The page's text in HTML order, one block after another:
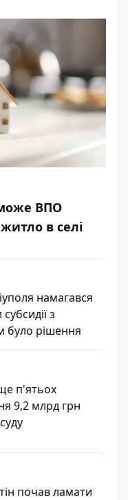
ВПО
в селі
намагався
з
було рішення
п'ятьох
9,2 млрд грн
почав ламати